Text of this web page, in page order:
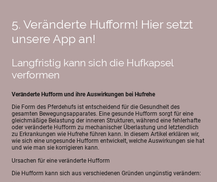
5. Veränderte Hufform! Hier setzt
unsere App an!
Langfristig kann sich die Hufkapsel
verformen
Veränderte Hufform und ihre Auswirkungen bei Hufrehe
Die Form des Pferdehufs ist entscheidend für die Gesundheit des
gesamten Bewegungsapparates. Eine gesunde Hufform sorgt für eine
gleichmäßige Belastung der inneren Strukturen, während eine fehlerhafte
oder veränderte Hufform zu mechanischer Überlastung und letztendlich
zu Erkrankungen wie Hufrehe führen kann. In diesem Artikel erklären wir,
wie sich eine ungesunde Hufform entwickelt, welche Auswirkungen sie hat
und wie man sie korrigieren kann.
Ursachen für eine veränderte Hufform
Die Hufform kann sich aus verschiedenen Gründen ungünstig verändern: